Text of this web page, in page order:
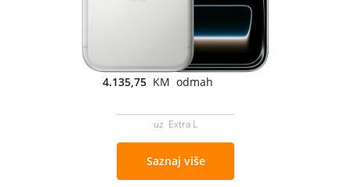
4.135,75 KM odmah
uz Extra L
Saznaj više